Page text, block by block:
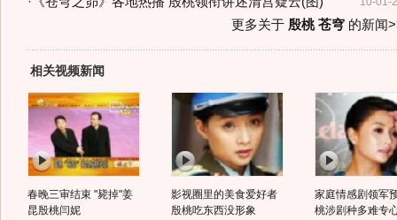
更多关于 殷桃 苍穹的新闻
相关视频新闻
春晚三审结束 "毙掉"姜
昆殷桃闫妮
影视圈里的美食爱好者
殷桃吃东西没形象
家庭情感剧领军
桃涉剧种多难专